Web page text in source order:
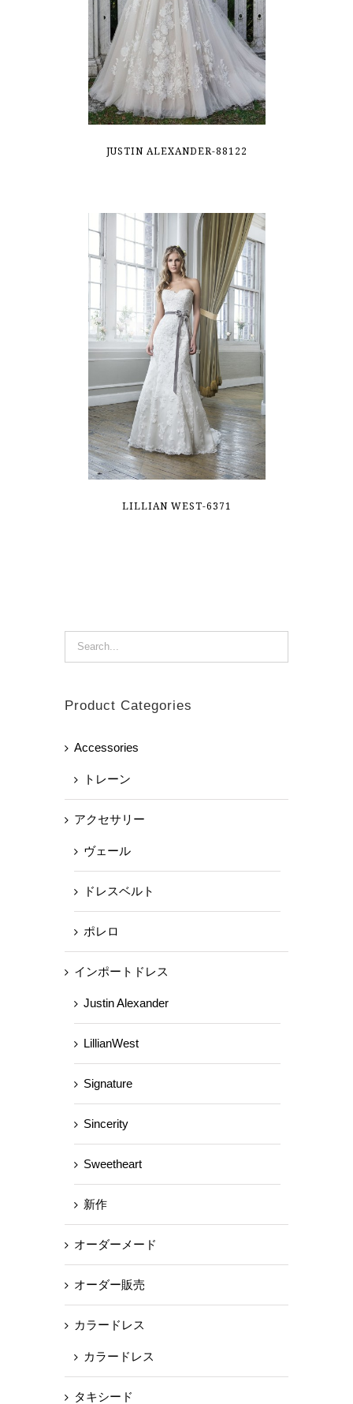
JUSTIN ALEXANDER-88122
LILLIAN WEST-6371
Product Categories
Accessories
トレーン
アクセサリー
ヴェール
ドレスベルト
ポレロ
インポートドレス
Justin Alexander
LillianWest
Signature
Sincerity
Sweetheart
新作
オーダーメード
オーダー販売
カラードレス
カラードレス
タキシード